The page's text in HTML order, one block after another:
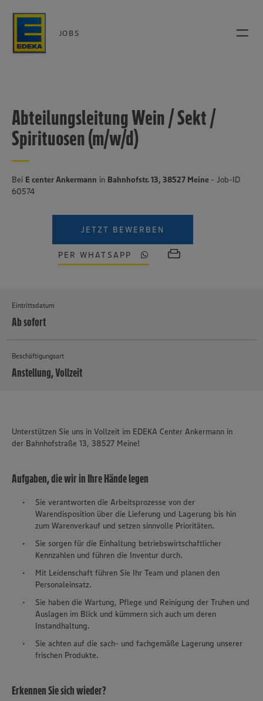
JOBS
Abteilungsleitung Wein / Sekt /
Spirituosen (m/w/d)
Bei E center Ankermann in Bahnhofstr. 13, 38527 Meine - Job-ID
60574
JETZT BEWERBEN
PER WHATSAPP
Eintrittsdatum
Ab sofort
Beschäftigungsart
Anstellung, Vollzeit
Unterstützen Sie uns in Vollzeit im EDEKA Center Ankermann in
der Bahnhofstraße 13, 38527 Meine!
Aufgaben, die wir in Ihre Hände legen
Sie verantworten die Arbeitsprozesse von der
Warendisposition über die Lieferung und Lagerung bis hin
zum Warenverkauf und setzen sinnvolle Prioritäten.
Sie sorgen für die Einhaltung betriebswirtschaftlicher
Kennzahlen und führen die Inventur durch.
Mit Leidenschaft führen Sie Ihr Team und planen den
Personaleinsatz.
Sie haben die Wartung, Pflege und Reinigung der Truhen und
Auslagen im Blick und kümmern sich auch um deren
Instandhaltung.
Sie achten auf die sach- und fachgemäße Lagerung unserer
frischen Produkte.
Erkennen Sie sich wieder?